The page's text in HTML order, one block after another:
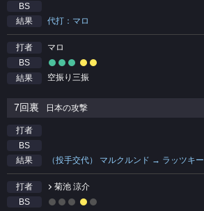
BS
結果
代打：マロ
打者
マロ
BS
結果
空振り三振
7回裏 日本の攻撃
打者
BS
結果
（投手交代） マルクルンド → ラッツキー
打者
菊池 涼介
BS